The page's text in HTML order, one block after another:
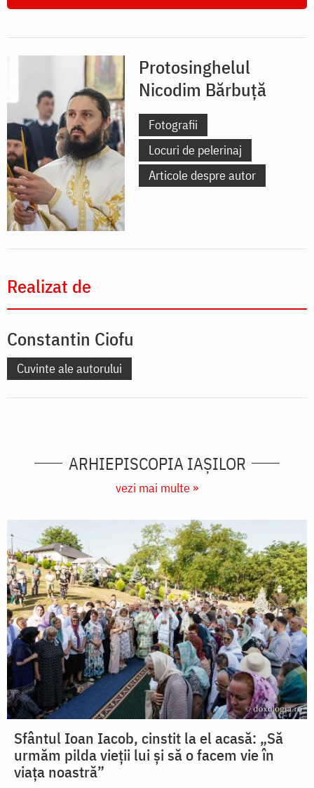
Protosinghelul
Nicodim Bărbuţă
Fotografii
Locuri de pelerinaj
Articole despre autor
Realizat de
Constantin Ciofu
Cuvinte ale autorului
ARHIEPISCOPIA IAŞILOR
vezi mai multe »
Sfântul Ioan Iacob, cinstit la el acasă: „Să
urmăm pilda vieții lui și să o facem vie în
viața noastră”